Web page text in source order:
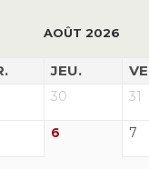
AOÛT 2026
JEU.
30 31
6 7